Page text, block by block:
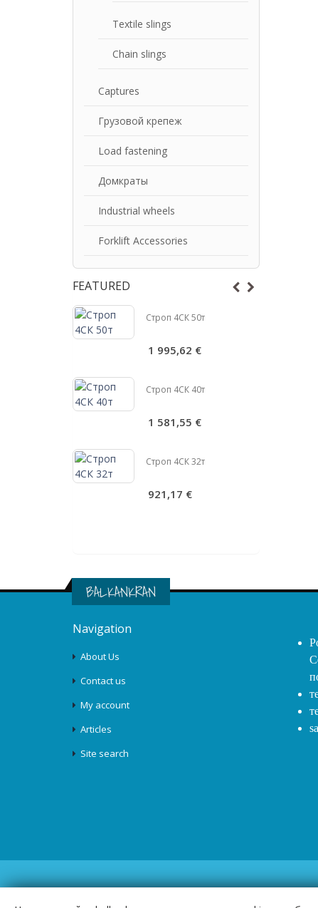
Textile slings
Chain slings
Captures
Грузовой крепеж
Load fastening
Домкраты
Industrial wheels
Forklift Accessories
FEATURED
Строп 4СК 50т
1 995,62 €
Строп 4СК 40т
1 581,55 €
Строп 4СК 32т
921,17 €
BALKANKRAN
Navigation
About Us
Contact us
My account
Articles
Site search